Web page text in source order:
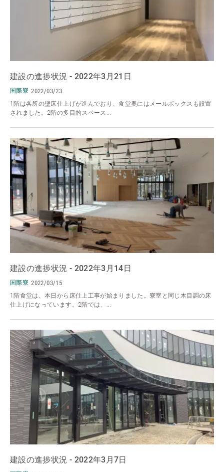
建設の進捗状況 - 2022年3月21日
国際寮 2022/03/23
1階は各所の壁床仕上げが進んでおり、食堂奥にはメールボックスも設置
されました。2階の多目的スペース...
建設の進捗状況 - 2022年3月14日
国際寮 2022/03/15
1階食堂は、本日から床仕上工事が始まりました。寮室と同じ木目調の床
仕上げになっています。2階では、...
建設の進捗状況 - 2022年3月7日